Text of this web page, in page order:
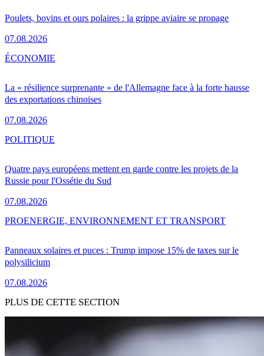
Poulets, bovins et ours polaires : la grippe aviaire se propage
07.08.2026
La « résilience surprenante » de l'Allemagne face à la forte hausse
des exportations chinoises
07.08.2026
ÉCONOMIE
Quatre pays européens mettent en garde contre les projets de la
Russie pour l'Ossétie du Sud
07.08.2026
POLITIQUE
Panneaux solaires et puces : Trump impose 15% de taxes sur le
polysilicium
07.08.2026
PROENERGIE, ENVIRONNEMENT ET TRANSPORT
PLUS DE CETTE SECTION